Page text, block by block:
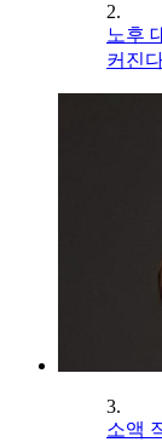
2.
노후
커진
3.
소액